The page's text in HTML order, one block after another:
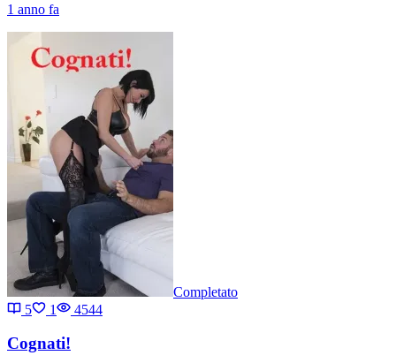
1 anno fa
Completato
5
1 4544
Cognati!